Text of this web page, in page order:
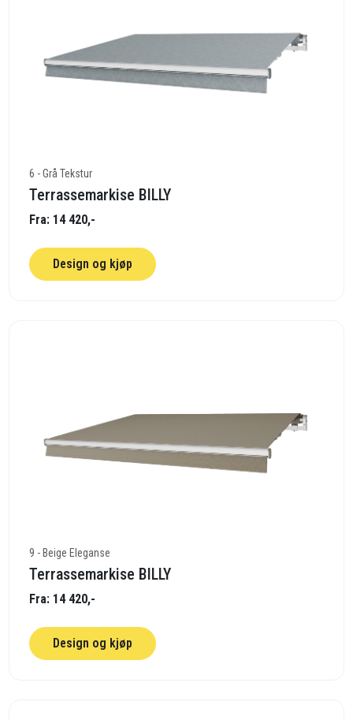
6 - Grå Tekstur
Terrassemarkise BILLY
Fra: 14 420,-
Design og kjøp
9 - Beige Eleganse
Terrassemarkise BILLY
Fra: 14 420,-
Design og kjøp